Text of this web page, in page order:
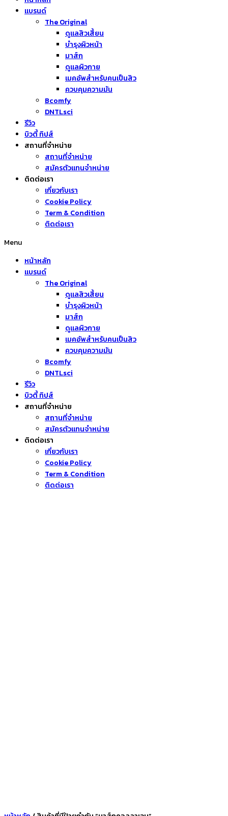
แบรนด์
The Original
ดูแลสิวเสี้ยน
บำรุงผิวหน้า
มาส์ก
ดูแลผิวกาย
เมคอัพสำหรับคนเป็นสิว
ควบคุมความมัน
Bcomfy
DNTLsci
รีวิว
บิวตี้ ทิปส์
สถานที่จำหน่าย
สถานที่จำหน่าย
สมัครตัวแทนจำหน่าย
ติดต่อเรา
เกี่ยวกับเรา
Cookie Policy
Term & Condition
ติดต่อเรา
Menu
หน้าหลัก
แบรนด์
The Original
ดูแลสิวเสี้ยน
บำรุงผิวหน้า
มาส์ก
ดูแลผิวกาย
เมคอัพสำหรับคนเป็นสิว
ควบคุมความมัน
Bcomfy
DNTLsci
รีวิว
บิวตี้ ทิปส์
สถานที่จำหน่าย
สถานที่จำหน่าย
สมัครตัวแทนจำหน่าย
ติดต่อเรา
เกี่ยวกับเรา
Cookie Policy
Term & Condition
ติดต่อเรา